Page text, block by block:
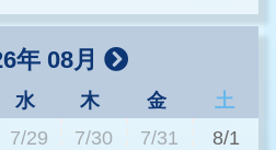
年 08月
水 木 金
土
7/29 7/30 7/31 8/1